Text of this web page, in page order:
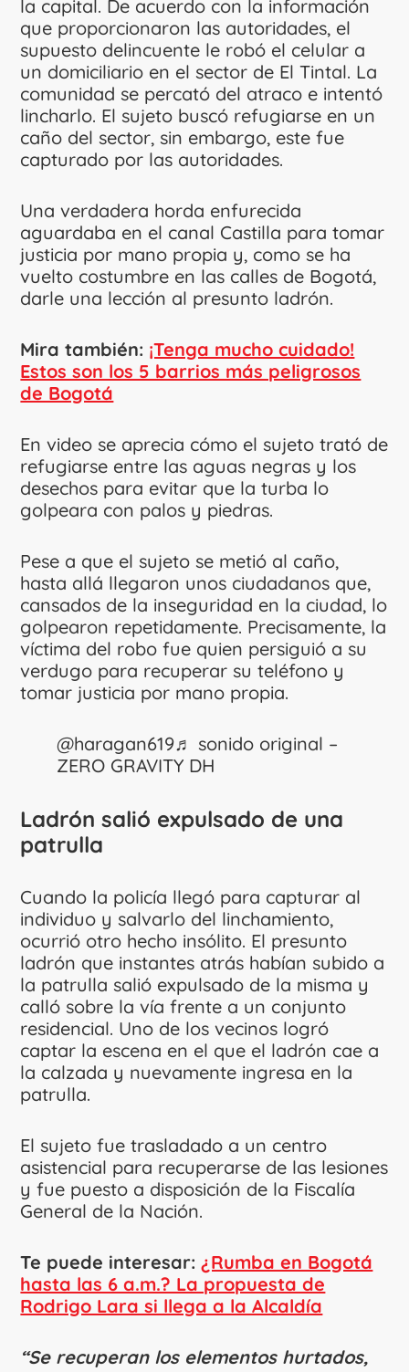
la capital. De acuerdo con la información
que proporcionaron las autoridades, el
supuesto delincuente le robó el celular a
un domiciliario en el sector de El Tintal. La
comunidad se percató del atraco e intentó
lincharlo. El sujeto buscó refugiarse en un
caño del sector, sin embargo, este fue
capturado por las autoridades.
Una verdadera horda enfurecida
aguardaba en el canal Castilla para tomar
justicia por mano propia y, como se ha
vuelto costumbre en las calles de Bogotá,
darle una lección al presunto ladrón.
Mira también: ¡Tenga mucho cuidado!
Estos son los 5 barrios más peligrosos
de Bogotá
En video se aprecia cómo el sujeto trató de
refugiarse entre las aguas negras y los
desechos para evitar que la turba lo
golpeara con palos y piedras.
Pese a que el sujeto se metió al caño,
hasta allá llegaron unos ciudadanos que,
cansados de la inseguridad en la ciudad, lo
golpearon repetidamente. Precisamente, la
víctima del robo fue quien persiguió a su
verdugo para recuperar su teléfono y
tomar justicia por mano propia.
@haragan619♬ sonido original –
ZERO GRAVITY DH
Ladrón salió expulsado de una
patrulla
Cuando la policía llegó para capturar al
individuo y salvarlo del linchamiento,
ocurrió otro hecho insólito. El presunto
ladrón que instantes atrás habían subido a
la patrulla salió expulsado de la misma y
calló sobre la vía frente a un conjunto
residencial. Uno de los vecinos logró
captar la escena en el que el ladrón cae a
la calzada y nuevamente ingresa en la
patrulla.
El sujeto fue trasladado a un centro
asistencial para recuperarse de las lesiones
y fue puesto a disposición de la Fiscalía
General de la Nación.
Te puede interesar:¿Rumba en Bogotá
hasta las 6 a.m.? La propuesta de
Rodrigo Lara si llega a la Alcaldía
“Se recuperan los elementos hurtados,